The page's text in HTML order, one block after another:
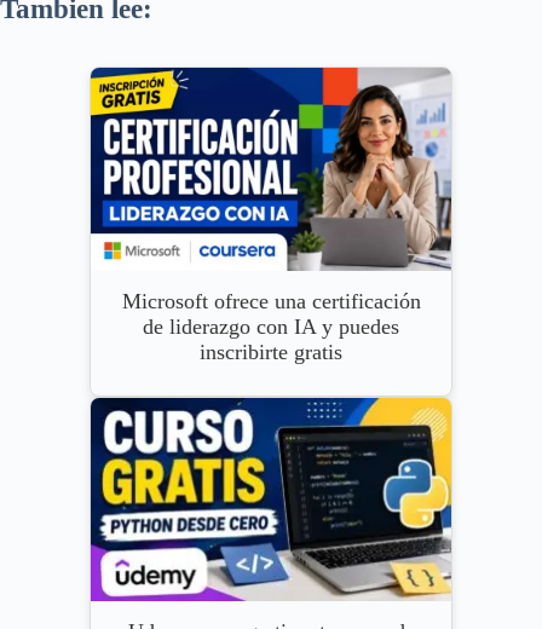
Tambien lee:
Microsoft ofrece una certificación
de liderazgo con IA y puedes
inscribirte gratis